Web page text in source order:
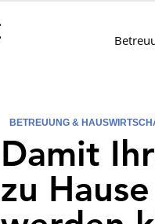
BETREUUNG &
Damit
zu